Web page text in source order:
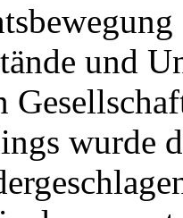
und
wurde